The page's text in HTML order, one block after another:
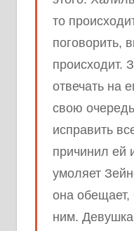
то
поговорить,
происходит.
отвечать на
свою
исправить
причинил ей
умоляет
она обещает,
ним. Девушка